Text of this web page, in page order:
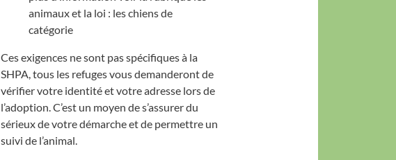
animaux et la loi : les chiens de
catégorie
Ces exigences ne sont pas spécifiques à la
SHPA, tous les refuges vous demanderont de
vérifier votre identité et votre adresse lors de
l’adoption. C’est un moyen de s’assurer du
sérieux de votre démarche et de permettre un
suivi de l’animal.